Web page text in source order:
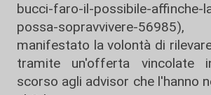
bucci-faro-il-possibile-affinche-
possa-sopravvivere-56985),
manifestato la volontà di
tramite un'offerta vincolate
scorso agli advisor che l'hanno